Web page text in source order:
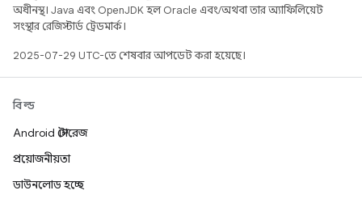
অধীনস্থ। Java এবং OpenJDK হল Oracle এবং/অথবা তার অ্যাফিলিয়েট
সংস্থার রেজিস্টার্ড ট্রেডমার্ক।
2025-07-29 UTC-তে শেষবার আপডেট করা হয়েছে।
বিল্ড
Android স্টোরেজ
প্রয়োজনীয়তা
ডাউনলোড হচ্ছে